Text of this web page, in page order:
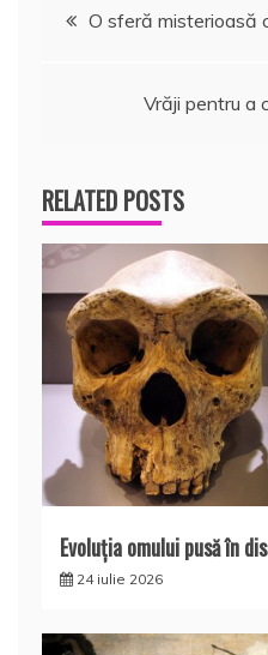
O sferă misterioasă
Vrăji pentru a
RELATED POSTS
Evoluţia omului pusă în
24 iulie 2026